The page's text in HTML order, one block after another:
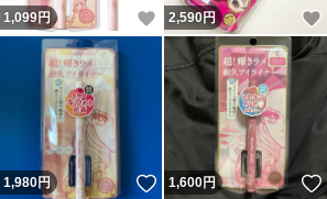
いいね！
1,099円 いいね！
2,590円
いいね！
1,980円 いいね！
1,600円